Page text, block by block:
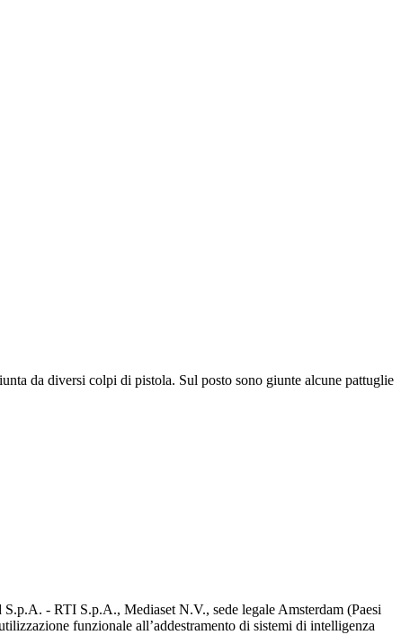
da diversi colpi di pistola. Sul posto sono giunte alcune pattuglie
- RTI S.p.A., Mediaset N.V., sede legale Amsterdam (Paesi
funzionale all’addestramento di sistemi di intelligenza